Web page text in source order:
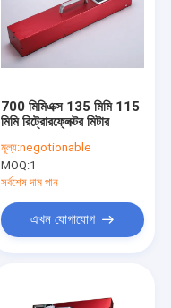
700 মিমিএক্স 135 মিমি 115
মিমি রিট্রোরফ্লেক্টর মিটার
মূল্য:negotionable
MOQ:1
সর্বশেষ দাম পান
এখন যোগাযোগ